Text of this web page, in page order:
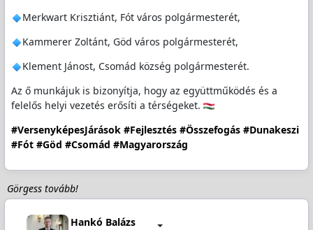
Merkwart Krisztiánt, Fót város polgármesterét,
Kammerer Zoltánt, Göd város polgármesterét,
Klement Jánost, Csomád község polgármesterét.
Az ő munkájuk is bizonyítja, hogy az együttműködés és a
felelős helyi vezetés erősíti a térségeket.
#VersenyképesJárások #Fejlesztés #Összefogás #Dunakeszi
#Fót #Göd #Csomád #Magyarország
Görgess tovább!
Hankó Balázs